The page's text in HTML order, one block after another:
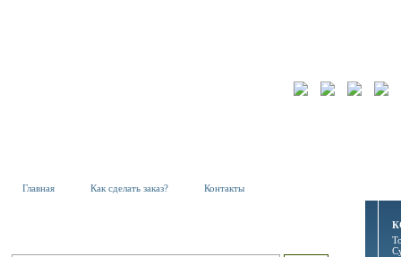
Главная Как сделать заказ? Контакты